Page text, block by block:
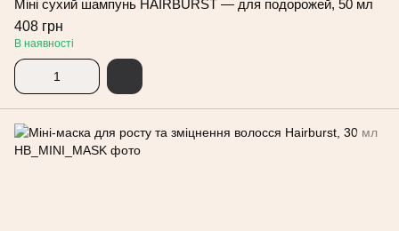
Міні сухий шампунь HAIRBURST — для подорожей, 50 мл
408 грн
В наявності